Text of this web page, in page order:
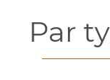
par